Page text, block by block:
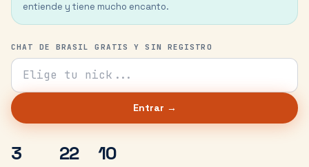
entiende y tiene mucho encanto.
CHAT DE BRASIL GRATIS Y SIN REGISTRO
Tu nick para el chat
Entrar →
3 22 10